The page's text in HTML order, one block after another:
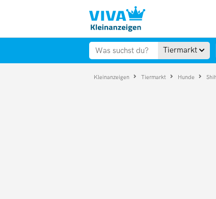
Tiermarkt
Kleinanzeigen Tiermarkt Hunde